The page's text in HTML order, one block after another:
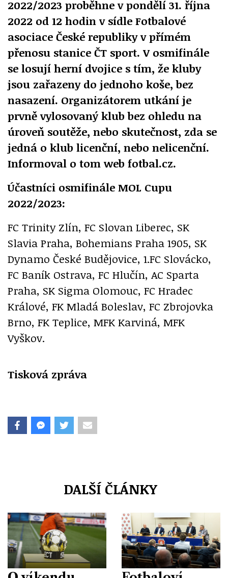
2022/2023 proběhne v pondělí 31. října
2022 od 12 hodin v sídle Fotbalové
asociace České republiky v přímém
přenosu stanice ČT sport. V osmifinále
se losují herní dvojice s tím, že kluby
jsou zařazeny do jednoho koše, bez
nasazení. Organizátorem utkání je
prvně vylosovaný klub bez ohledu na
úroveň soutěže, nebo skutečnost, zda se
jedná o klub licenční, nebo nelicenční.
Informoval o tom web fotbal.cz.
Účastníci osmifinále MOL Cupu
2022/2023:
FC Trinity Zlín, FC Slovan Liberec, SK
Slavia Praha, Bohemians Praha 1905, SK
Dynamo České Budějovice, 1.FC Slovácko,
FC Baník Ostrava, FC Hlučín, AC Sparta
Praha, SK Sigma Olomouc, FC Hradec
Králové, FK Mladá Boleslav, FC Zbrojovka
Brno, FK Teplice, MFK Karviná, MFK
Vyškov.
Tisková zpráva
DALŠÍ ČLÁNKY